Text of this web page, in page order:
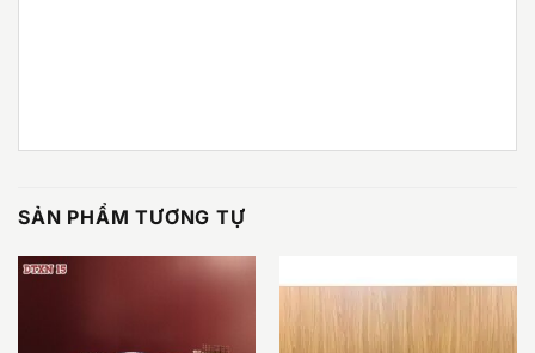
SẢN PHẨM TƯƠNG TỰ